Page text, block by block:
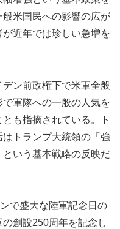
米国民への影響の広が
近年では珍しい急増を
ン前政権下で米軍全般
軍隊への一般の人気を
も指摘されている。ト
トランプ大統領の「強
いう基本戦略の反映だ
で盛大な陸軍記念日の
創設250周年を記念し